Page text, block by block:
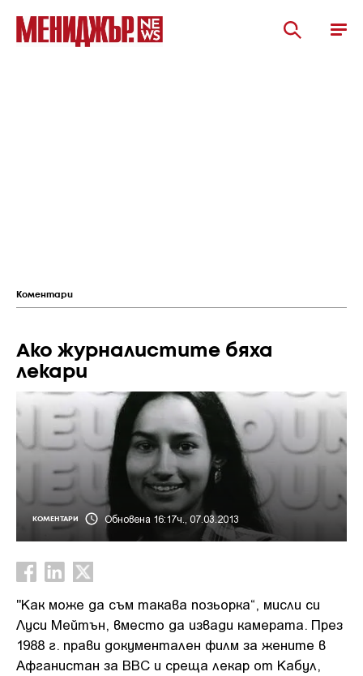
Коментари
Ако журналистите бяха
лекари
КОМЕНТАРИ Обновена 16:17ч., 07.03.2013
"Как може да съм такава позьорка“, мисли си
Луси Мейтън, вместо да извади камерата. През
1988 г. прави документален филм за жените в
Афганистан за BBC и среща лекар от Кабул,